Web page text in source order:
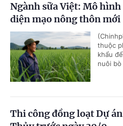
Ngành sữa Việt: Mô
diện mạo nông thôn mới
thuộc
khẩu
nuôi
Thi công đồng loạt Dự